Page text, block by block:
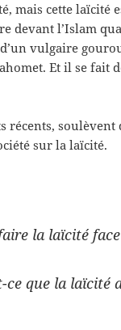
mais cette laïcité
devant l’Islam
vulgaire
Et il se fait
récents, soulèvent
sur la laïcité.
la laïcité
ce que la laïcité